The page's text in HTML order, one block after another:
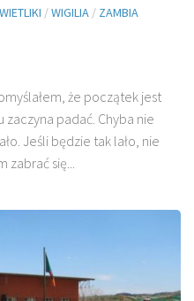
/WIGILIA / ZAMBIA
że początek jest
zaczyna padać. Chyba nie
Jeśli będzie tak lało, nie
zabrać się...